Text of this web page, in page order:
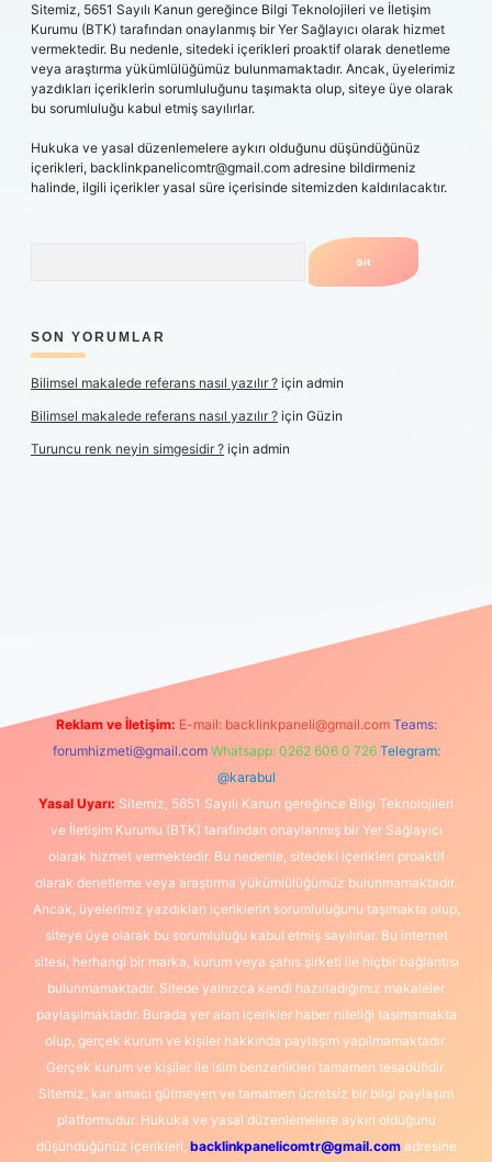
Sitemiz, 5651 Sayılı Kanun gereğince Bilgi Teknolojileri ve İletişim
Kurumu (BTK) tarafından onaylanmış bir Yer Sağlayıcı olarak hizmet
vermektedir. Bu nedenle, sitedeki içerikleri proaktif olarak denetleme
veya araştırma yükümlülüğümüz bulunmamaktadır. Ancak, üyelerimiz
yazdıkları içeriklerin sorumluluğunu taşımakta olup, siteye üye olarak
bu sorumluluğu kabul etmiş sayılırlar.
Hukuka ve yasal düzenlemelere aykırı olduğunu düşündüğünüz
içerikleri, backlinkpanelicomtr@gmail.com adresine bildirmeniz
halinde, ilgili içerikler yasal süre içerisinde sitemizden kaldırılacaktır.
SON YORUMLAR
Bilimsel makalede referans nasıl yazılır ? için admin
Bilimsel makalede referans nasıl yazılır ? için Güzin
Turuncu renk neyin simgesidir ? için admin
Reklam ve İletişim: E-mail: backlinkpaneli@gmail.com Teams:
forumhizmeti@gmail.com Whatsapp: 0262 606 0 726 Telegram:
@karabul
Yasal Uyarı: Sitemiz, 5651 Sayılı Kanun gereğince Bilgi Teknolojileri
ve İletişim Kurumu (BTK) tarafından onaylanmış bir Yer Sağlayıcı
olarak hizmet vermektedir. Bu nedenle, sitedeki içerikleri proaktif
olarak denetleme veya araştırma yükümlülüğümüz bulunmamaktadır.
Ancak, üyelerimiz yazdıkları içeriklerin sorumluluğunu taşımakta olup,
siteye üye olarak bu sorumluluğu kabul etmiş sayılırlar. Bu internet
sitesi, herhangi bir marka, kurum veya şahıs şirketi ile hiçbir bağlantısı
bulunmamaktadır. Sitede yalnızca kendi hazırladığımız makaleler
paylaşılmaktadır. Burada yer alan içerikler haber niteliği taşımamakta
olup, gerçek kurum ve kişiler hakkında paylaşım yapılmamaktadır.
Gerçek kurum ve kişiler ile isim benzerlikleri tamamen tesadüfidir.
Sitemiz, kar amacı gütmeyen ve tamamen ücretsiz bir bilgi paylaşım
platformudur. Hukuka ve yasal düzenlemelere aykırı olduğunu
düşündüğünüz içerikleri, backlinkpanelicomtr@gmail.comadresine